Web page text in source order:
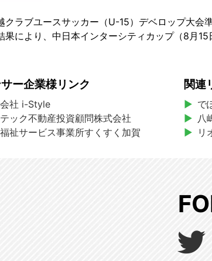
クラブユースサッカー（U-15）デベロップ大会
果により、中日本インターシティカップ（8月15
ー企業様リンク
社 i-Style
ック不動産投資顧問株式会社
祉サービス事業所すくすく加賀
関連
で
八
リ